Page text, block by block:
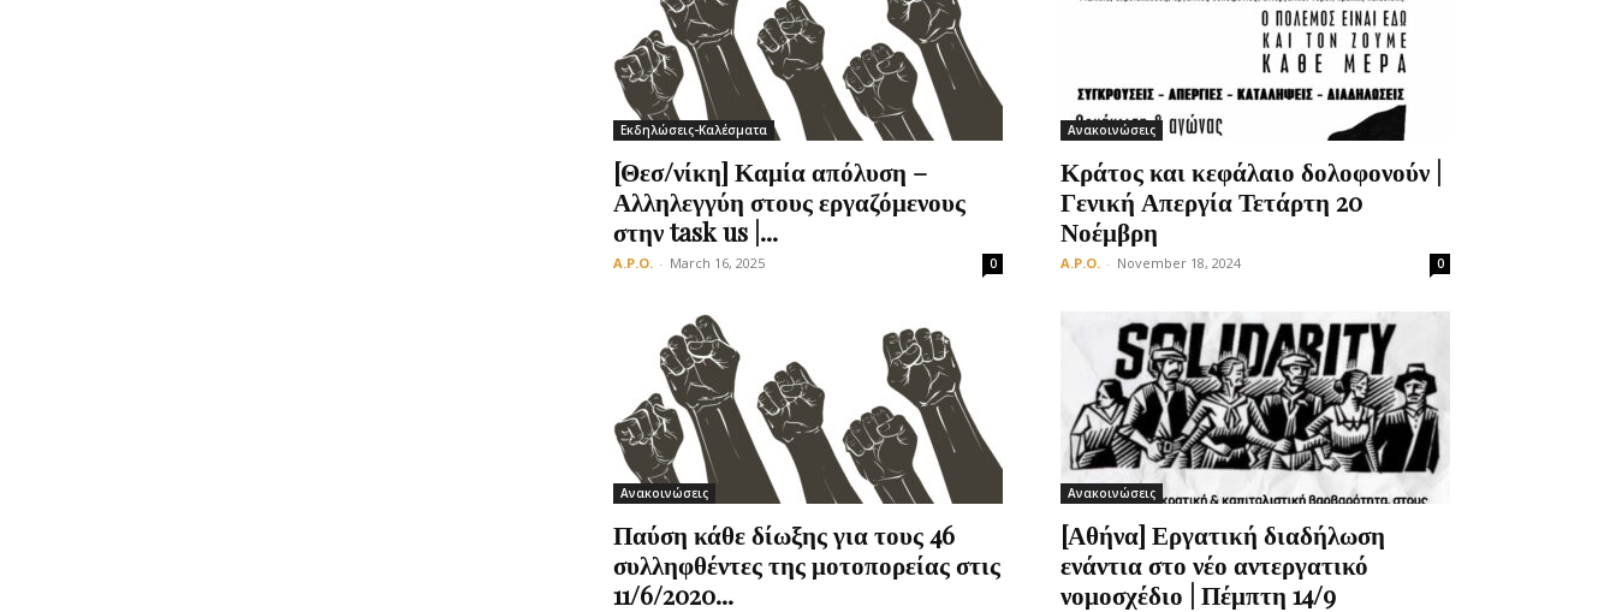
Εκδηλώσεις-Καλέσματα
[Θεσ/νίκη] Καμία απόλυση –
Αλληλεγγύη στους εργαζόμενους
στην task us |...
A.P.O. - March 16, 2025 0
Ανακοινώσεις
Κράτος και κεφάλαιο δολοφονούν |
Γενική Απεργία Τετάρτη 20
Νοέμβρη
A.P.O. - November 18, 2024 0
Ανακοινώσεις
Παύση κάθε δίωξης για τους 46
συλληφθέντες της μοτοπορείας στις
11/6/2020...
Ανακοινώσεις
[Αθήνα] Εργατική διαδήλωση
ενάντια στο νέο αντεργατικό
νομοσχέδιο | Πέμπτη 14/9